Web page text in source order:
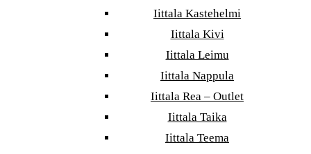
Iittala Kastehelmi
Iittala Kivi
Iittala Leimu
Iittala Nappula
Iittala Rea – Outlet
Iittala Taika
Iittala Teema